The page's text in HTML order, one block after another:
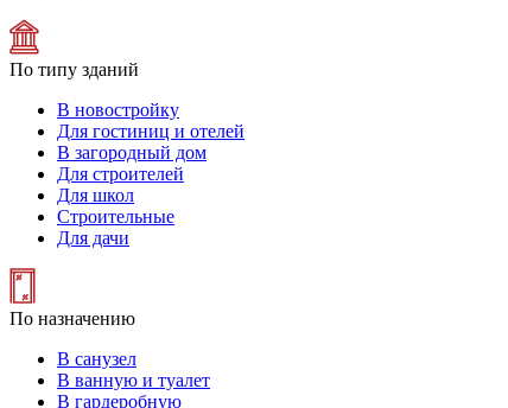
По типу зданий
В новостройку
Для гостиниц и отелей
В загородный дом
Для строителей
Для школ
Строительные
Для дачи
По назначению
В санузел
В ванную и туалет
В гардеробную